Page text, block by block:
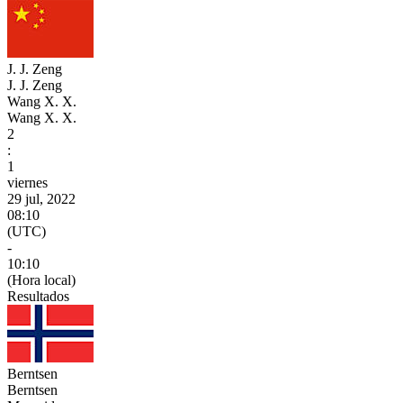
J. J. Zeng
J. J. Zeng
Wang X. X.
Wang X. X.
2
:
1
viernes
29 jul, 2022
08:10
(UTC)
-
10:10
(Hora local)
Resultados
Berntsen
Berntsen